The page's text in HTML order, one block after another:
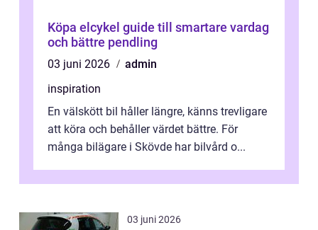
Köpa elcykel guide till smartare vardag
och bättre pendling
03 juni 2026
admin
inspiration
En välskött bil håller längre, känns trevligare
att köra och behåller värdet bättre. För
många bilägare i Skövde har bilvård o...
03 juni 2026